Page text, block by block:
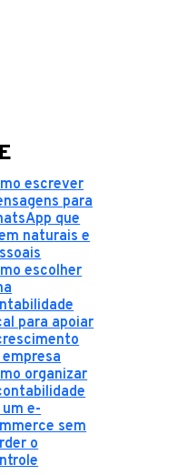
escrever
para
que
naturais e
escolher
para apoiar
empresa
organizar
um e-
sem
o